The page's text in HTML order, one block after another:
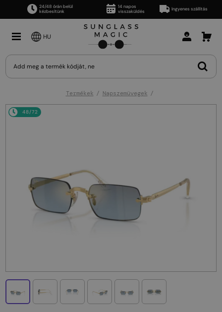
24/48 órán belül
kézbesítünk
14 napos
visszaküldés
Ingyenes szállítás
HU
Termékek Napszemüvegek
48/72